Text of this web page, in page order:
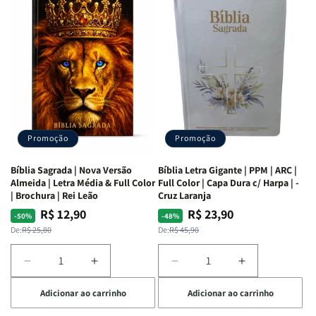
Mulheres
da
Bíblia
Isabelle
S.
Alves
as
Mulheres
da
Bíblia
|
Isabelle
S.
Alves
Bíblia
Livro
por
Livro
um
panorama
completo
dos
66
da
Bíblia
Equipe
teológica
Penkal
Bíblia
Livro
-
um
panorama
completo
dos
da
Bíblia
Penkal
Promoção
Bíblia Sagrada | Nova Versão
Almeida | Letra Média & Full Color
| Brochura | Rei Leão
-50%
Preço
normal
De:R$ 25,80
Preço
promocional
R$ 12,90
Diminuir
a
quantidade
de
Aumentar
a
quantidade
de
Adicionar ao carrinho
Promoção
Bíblia Letra Gigante | PPM | ARC |
Full Color | Capa Dura c/ Harpa | -
Cruz Laranja
-48%
Preço
normal
De:R$ 45,90
Preço
promocional
R$ 23,90
Diminuir
a
quantidade
de
Aumentar
a
quantidade
de
Adicionar ao carrinho